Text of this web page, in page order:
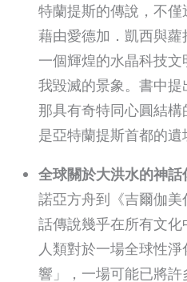
特蘭提斯的傳說，不
藉由愛德加．凱西與
一個輝煌的水晶科技
我毀滅的景象。書中提
那具有奇特同心圓結
是亞特蘭提斯首都的遺
全球關於大洪水的神話
諾亞方舟到《吉爾伽
話傳說幾乎在所有文
人類對於一場全球性
響」，一場可能已將